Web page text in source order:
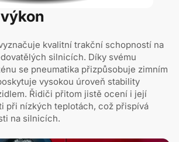
kvalitní trakční schopností na
silnicích. Díky svému
se pneumatika přizpůsobuje zimním
vysokou úroveň stability
Řidiči přitom jistě ocení i její
při nízkých teplotách, což přispívá
na silnicích.